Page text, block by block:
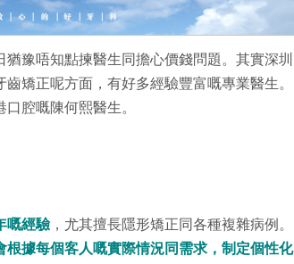
豫唔知點揀醫生同擔心價錢問題。其實深圳
矯正呢方面，有好多經驗豐富嘅專業醫生。
腔嘅陳何熙醫生。
嘅經驗，尤其擅長隱形矯正同各種複雜病例。
根據每個客人嘅實際情況同需求，制定個性化